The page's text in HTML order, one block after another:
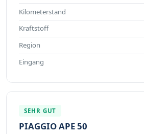
Kilometerstand
Kraftstoff
Region
Eingang
SEHR GUT
PIAGGIO APE 50